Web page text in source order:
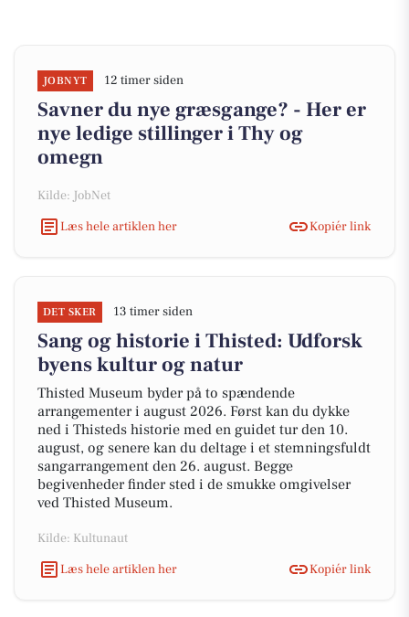
JOBNYT 12 timer siden
Savner du nye græsgange? - Her er
nye ledige stillinger i Thy og
omegn
Kilde: JobNet
Læs hele artiklen her
Kopiér link
DET SKER 13 timer siden
Sang og historie i Thisted: Udforsk
byens kultur og natur
Thisted Museum byder på to spændende
arrangementer i august 2026. Først kan du dykke
ned i Thisteds historie med en guidet tur den 10.
august, og senere kan du deltage i et stemningsfuldt
sangarrangement den 26. august. Begge
begivenheder finder sted i de smukke omgivelser
ved Thisted Museum.
Kilde: Kultunaut
Læs hele artiklen her
Kopiér link